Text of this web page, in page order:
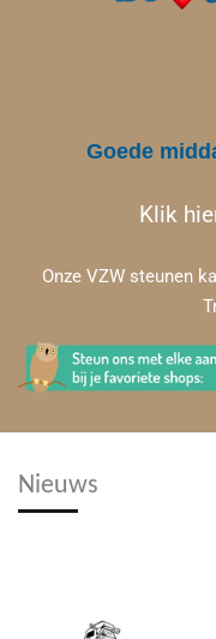
Goede
Klik
Onze VZW steunen
Nieuws